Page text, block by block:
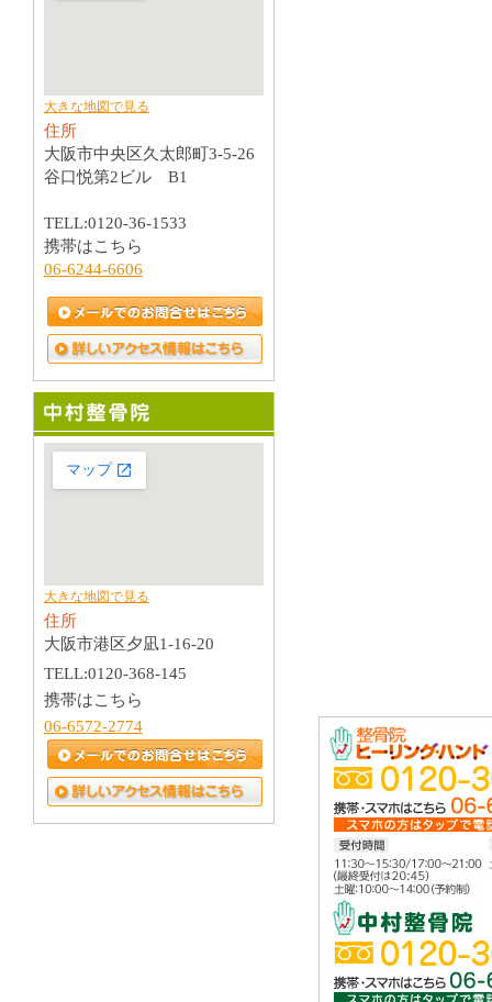
大きな地図で見る
住所
大阪市中央区久太郎町3-5-26
谷口悦第2ビル B1
TELL:0120-36-1533
携帯はこちら
06-6244-6606
大きな地図で見る
住所
大阪市港区夕凪1-16-20
TELL:0120-368-145
携帯はこちら
06-6572-2774